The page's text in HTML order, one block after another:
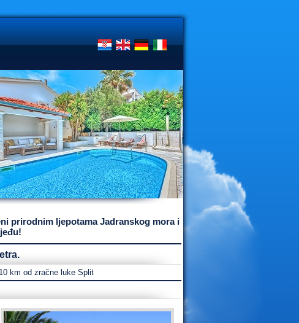
prirodnim ljepotama Jadranskog mora i
km od zračne luke Split